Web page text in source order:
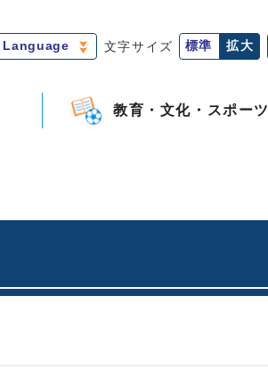
Language 文字サイズ 標準 拡大
教育・文化・スポーツ